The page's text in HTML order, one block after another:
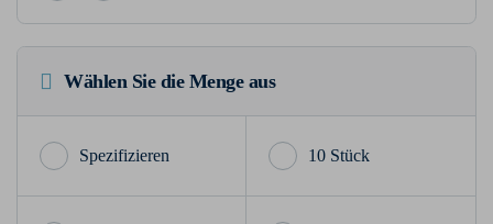
Wählen Sie die Menge aus
10 Stück